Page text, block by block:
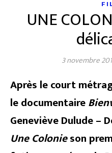
UNE
3 novembre
Après le court
le documentaire
Geneviève Dulude –
Une Colonieson